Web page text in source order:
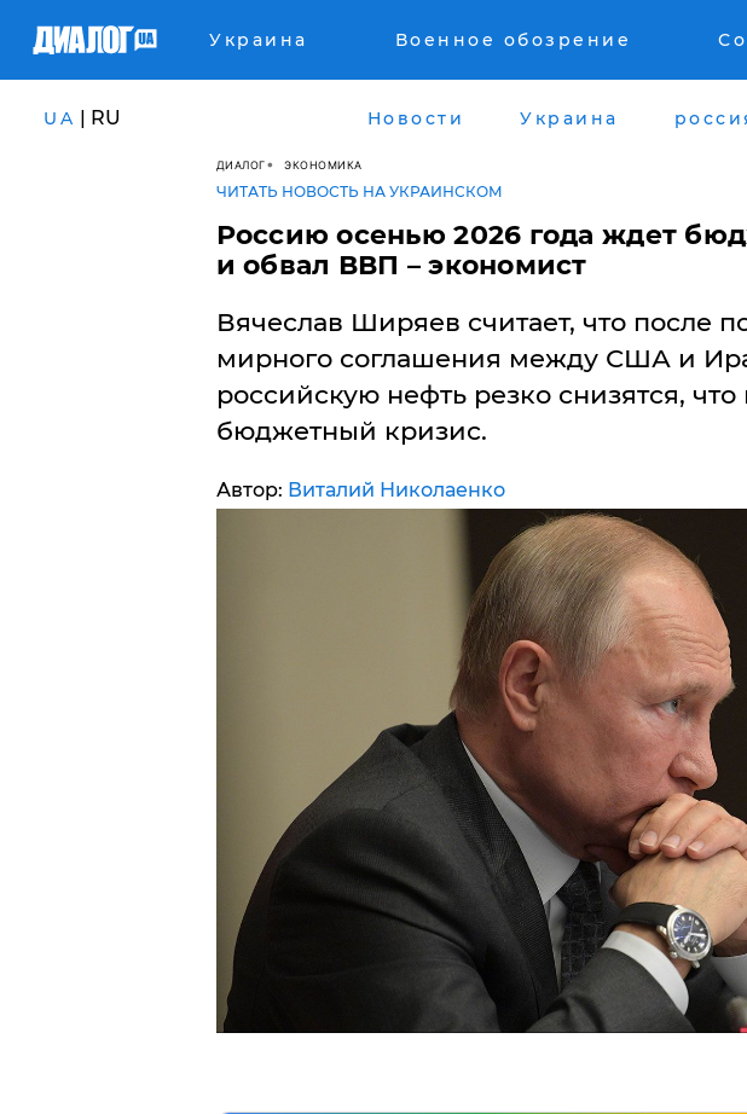
Украина Военное обозрение
UA | RU Новости Украина
ДИАЛОГ ЭКОНОМИКА
ЧИТАТЬ НОВОСТЬ НА УКРАИНСКОМ
Россию осенью 2026 года ждет
и обвал ВВП – экономист
Вячеслав Ширяев считает, что после
мирного соглашения между США и
российскую нефть резко снизятся,
бюджетный кризис.
Автор: Виталий Николаенко